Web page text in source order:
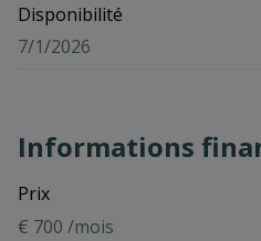
Disponibilité
7/1/2026
Informations
Prix
€ 700 /mois